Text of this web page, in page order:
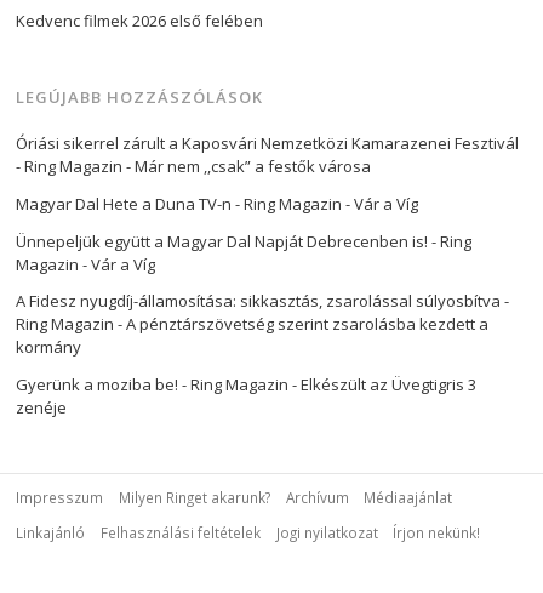
Kedvenc filmek 2026 első felében
LEGÚJABB HOZZÁSZÓLÁSOK
Óriási sikerrel zárult a Kaposvári Nemzetközi Kamarazenei Fesztivál
- Ring Magazin -Már nem ,,csak” a festők városa
Magyar Dal Hete a Duna TV-n - Ring Magazin -Vár a Víg
Ünnepeljük együtt a Magyar Dal Napját Debrecenben is! - Ring
Magazin -Vár a Víg
A Fidesz nyugdíj-államosítása: sikkasztás, zsarolással súlyosbítva -
Ring Magazin -A pénztárszövetség szerint zsarolásba kezdett a
kormány
Gyerünk a moziba be! - Ring Magazin -Elkészült az Üvegtigris 3
zenéje
Impresszum Milyen Ringet akarunk? Archívum
Médiaajánlat
Linkajánló
Felhasználási feltételek Jogi nyilatkozat Írjon nekünk!